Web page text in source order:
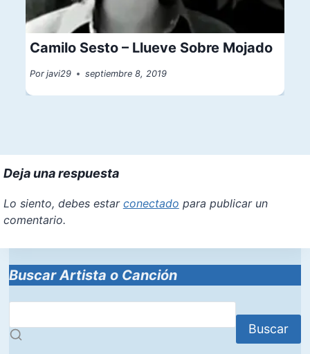
Camilo Sesto – Llueve Sobre Mojado
Por javi29 septiembre 8, 2019
Deja una respuesta
Lo siento, debes estar conectado para publicar un
comentario.
Buscar Artista o Canción
Buscar